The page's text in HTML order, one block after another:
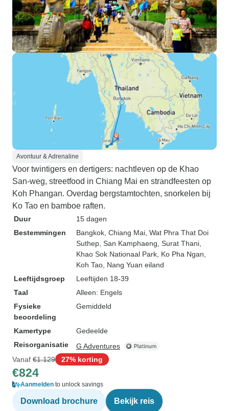
Avontuur & Adrenaline
Voor twintigers en dertigers: nachtleven op de Khao
San-weg, streetfood in Chiang Mai en strandfeesten op
Koh Phangan. Overdag bergstamtochten, snorkelen bij
Ko Tao en bamboe raften.
Duur
15 dagen
Bestemmingen
Bangkok , Chiang Mai , Wat Phra That Doi
Suthep , San Kamphaeng , Surat Thani
Khao Sok Nationaal Park , Ko Pha Ngan
Koh Tao , Nang Yuan eiland
Leeftijdsgroep
Leeftijden 18-39
Taal
Alleen: Engels
Fysieke
beoordeling
Gemiddeld
Kamertype
Gedeelde
Reisorganisatie
G Adventures
Vanaf €1.129 27% korting
€824
Aanmelden to unlock savings
Download brochure Bekijk reis